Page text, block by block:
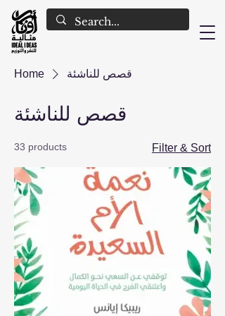
Home قصص للناشئة
قصص للناشئة
33 products Filter & Sort